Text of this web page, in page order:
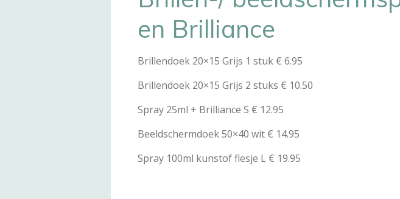
en Brilliance
Brillendoek 20×15 Grijs 1 stuk € 6.95
Brillendoek 20×15 Grijs 2 stuks € 10.50
Spray 25ml + Brilliance S € 12.95
Beeldschermdoek 50×40 wit € 14.95
Spray 100ml kunstof flesje L € 19.95